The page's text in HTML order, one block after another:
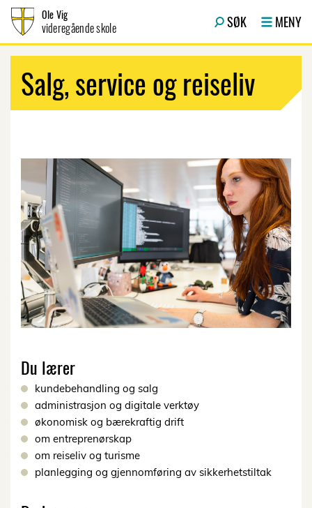
Ole Vig
videregående skole SØK MENY
Salg, service og reiseliv
Du lærer
kundebehandling og salg
administrasjon og digitale verktøy
økonomisk og bærekraftig drift
om entreprenørskap
om reiseliv og turisme
planlegging og gjennomføring av sikkerhetstiltak